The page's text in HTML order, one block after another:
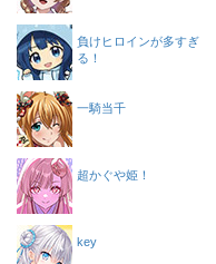
負けヒロインが多すぎ
る！
一騎当千
超かぐや姫！
key